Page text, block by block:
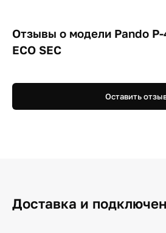
Отзывы о модели Pando
ECO SEC
Оставить
Доставка и